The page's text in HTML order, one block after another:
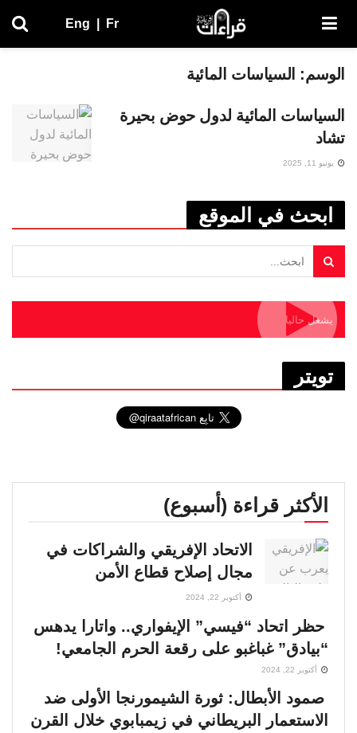
Eng Fr
الوسم: السياسات المائية
السياسات المائية لدول حوض بحيرة
تشاد
يونيو 11, 2025
ابحث في الموقع
يشغل حاليا
تويتر
الأكثر قراءة (أسبوع)
الاتحاد الإفريقي والشراكات في
مجال إصلاح قطاع الأمن
أكتوبر 22, 2024
حظر اتحاد “فيسي” الإيفواري.. واتارا يدهس
“بيادق” غباغبو على رقعة الحرم الجامعي!
أكتوبر 22, 2024
صمود الأبطال: ثورة الشيمورنجا الأولى ضد
الاستعمار البريطاني في زيمبابوي خلال القرن